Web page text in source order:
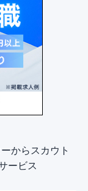
からスカウト
ービス